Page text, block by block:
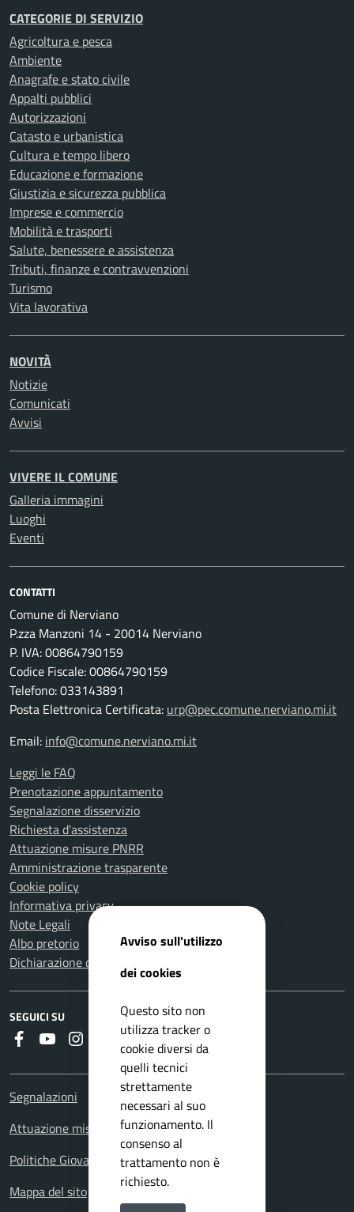
CATEGORIE DI SERVIZIO
Agricoltura e pesca
Ambiente
Anagrafe e stato civile
Appalti pubblici
Autorizzazioni
Catasto e urbanistica
Cultura e tempo libero
Educazione e formazione
Giustizia e sicurezza pubblica
Imprese e commercio
Mobilità e trasporti
Salute, benessere e assistenza
Tributi, finanze e contravvenzioni
Turismo
Vita lavorativa
NOVITÀ
Notizie
Comunicati
Avvisi
VIVERE IL COMUNE
Galleria immagini
Luoghi
Eventi
CONTATTI
Comune di Nerviano
P.zza Manzoni 14 - 20014 Nerviano
P. IVA: 00864790159
Codice Fiscale: 00864790159
Telefono: 033143891
Posta Elettronica Certificata: urp@pec.comune.nerviano.mi.it
Email: info@comune.nerviano.mi.it
Leggi le FAQ
Prenotazione appuntamento
Segnalazione disservizio
Richiesta d'assistenza
Attuazione misure PNRR
Amministrazione trasparente
Cookie policy
Informativa privacy
Note Legali
Albo pretorio
Dichiarazione di accessibilità
SEGUICI SU
Faceboook
YoutubeInstagramWhatsapp
RSS
Segnalazioni
Attuazione misure PNRR
Politiche Giovanili
Mappa del sito
Avviso sull'utilizzo
dei cookies
Questo sito non
utilizza tracker o
cookie diversi da
quelli tecnici
strettamente
necessari al suo
funzionamento. Il
consenso al
trattamento non è
richiesto.